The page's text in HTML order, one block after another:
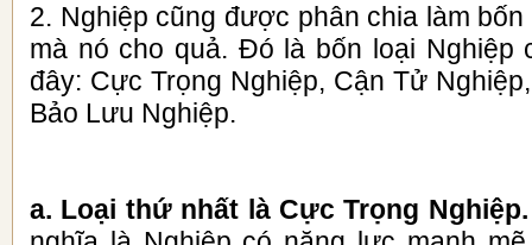
2. Nghiệp cũng được phân chia làm
mà nó cho quả. Đó là bốn loại Nghiệp
đây: Cực Trọng Nghiệp, Cận Tử
Bảo Lưu Nghiệp.
a. Loại thứ nhất là Cực Trọng